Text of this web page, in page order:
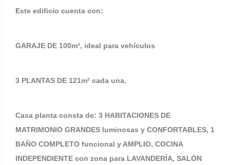
Este edificio cuenta con:
GARAJE DE 100m², ideal para vehículos
3 PLANTAS DE 121m² cada una.
Casa planta consta de: 3 HABITACIONES DE
MATRIMONIO GRANDES luminosas y CONFORTABLES, 1
BAÑO COMPLETO funcional y AMPLIO, COCINA
INDEPENDIENTE con zona para LAVANDERÍA, SALÓN